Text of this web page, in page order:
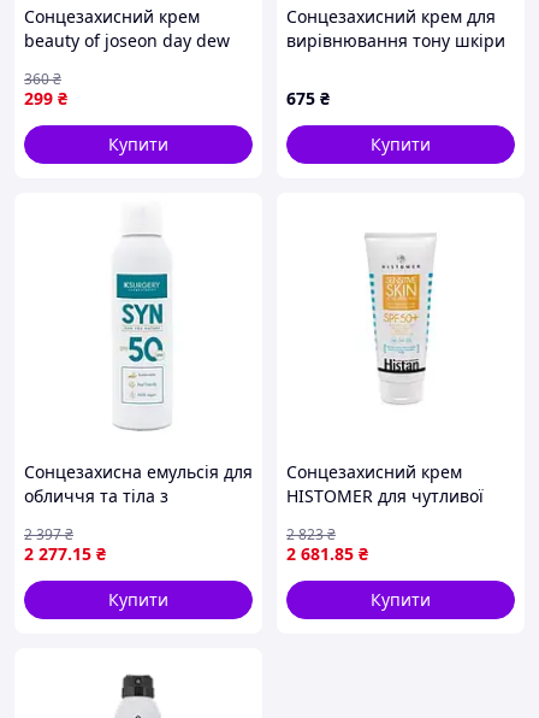
Сонцезахисний крем
beauty of joseon day dew
50
299 ₴
360₴
Купити
Сонцезахисний крем для
вирівнювання тону шкіри
Tone-up Sunscreen SPF50+
PA++++, 40 мл
675 ₴
Купити
Сонцезахисна емульсія для
обличчя та тіла з
KSurgery 150 мл
2 277.15 ₴
2 397₴
Купити
Сонцезахисний крем
HISTOMER для чутливої
Sensitive Skin Active
Protection SPF 50 200 мл
2 681.85 ₴
2 823₴
Купити